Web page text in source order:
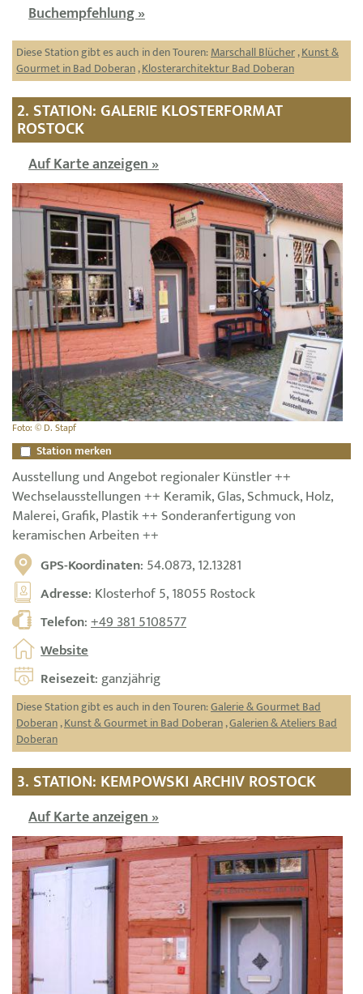
Buchempfehlung »
Diese Station gibt es auch in den Touren:Marschall Blücher,Kunst &
Gourmet in Bad Doberan,Klosterarchitektur Bad Doberan
2. STATION: GALERIE KLOSTERFORMAT
ROSTOCK
Auf Karte anzeigen »
Foto: © D. Stapf
Station merken
Ausstellung und Angebot regionaler Künstler ++
Wechselausstellungen ++ Keramik, Glas, Schmuck, Holz,
Malerei, Grafik, Plastik ++ Sonderanfertigung von
keramischen Arbeiten ++
GPS-Koordinaten: 54.0873, 12.13281
Adresse: Klosterhof 5, 18055 Rostock
Telefon:+49 381 5108577
Website
Reisezeit: ganzjährig
Diese Station gibt es auch in den Touren:Galerie & Gourmet Bad
Doberan,Kunst & Gourmet in Bad Doberan,Galerien & Ateliers Bad
Doberan
3. STATION: KEMPOWSKI ARCHIV ROSTOCK
Auf Karte anzeigen »